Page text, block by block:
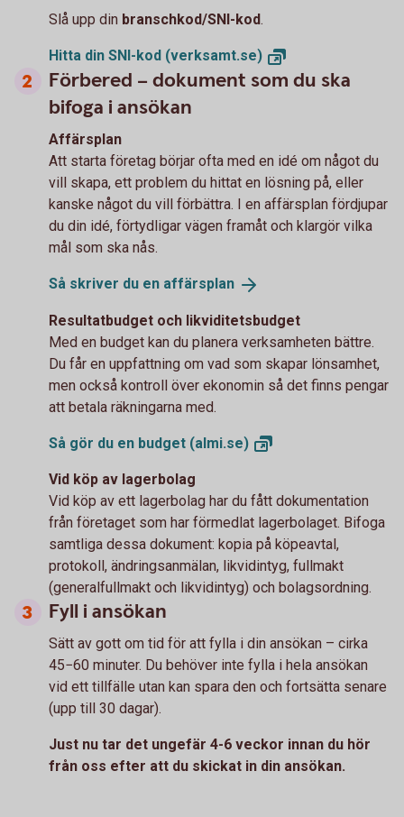
Slå upp din branschkod/SNI-kod.
Hitta din SNI-kod (verksamt.se)
Förbered – dokument som du ska
bifoga i ansökan
Affärsplan
Att starta företag börjar ofta med en idé om något du
vill skapa, ett problem du hittat en lösning på, eller
kanske något du vill förbättra. I en affärsplan fördjupar
du din idé, förtydligar vägen framåt och klargör vilka
mål som ska nås.
Så skriver du en affärsplan
Resultatbudget och likviditetsbudget
Med en budget kan du planera verksamheten bättre.
Du får en uppfattning om vad som skapar lönsamhet,
men också kontroll över ekonomin så det finns pengar
att betala räkningarna med.
Så gör du en budget (almi.se)
Vid köp av lagerbolag
Vid köp av ett lagerbolag har du fått dokumentation
från företaget som har förmedlat lagerbolaget. Bifoga
samtliga dessa dokument: kopia på köpeavtal,
protokoll, ändringsanmälan, likvidintyg, fullmakt
(generalfullmakt och likvidintyg) och bolagsordning.
Fyll i ansökan
Sätt av gott om tid för att fylla i din ansökan – cirka
45−60 minuter. Du behöver inte fylla i hela ansökan
vid ett tillfälle utan kan spara den och fortsätta senare
(upp till 30 dagar).
Just nu tar det ungefär 4-6 veckor innan du hör
från oss efter att du skickat in din ansökan.